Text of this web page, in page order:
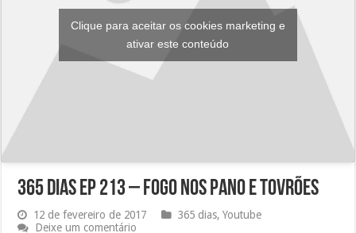
Clique para aceitar os cookies marketing e
ativar este conteúdo
365 dias EP 213 – Fogo nos pano e tovrões
12 de fevereiro de 2017 365 dias,Youtube
Deixe um comentário